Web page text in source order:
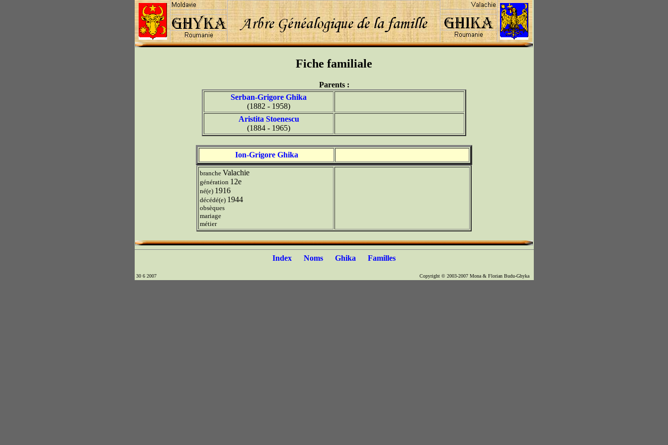
Fiche familiale
Parents :
Serban-Grigore Ghika
(1882 - 1958)
Aristita Stoenescu
(1884 - 1965)
Ion-Grigore Ghika
branche Valachie
génération 12e
né(e) 1916
décédé(e) 1944
obsèques
mariage
métier
Index Noms Ghika Familles
30 6 2007 Copyright © 2003-2007 Mona & Florian Budu-Ghyka